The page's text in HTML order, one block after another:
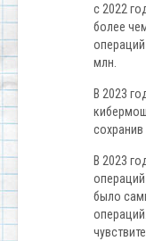
с 2022
более
операций
млн.
В 2023
сохранив
В 2023
было